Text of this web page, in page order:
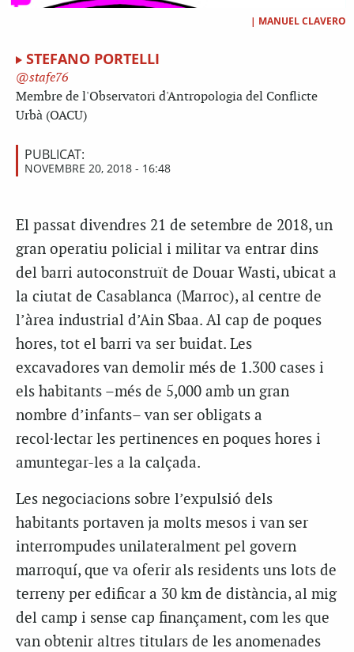
| MANUEL CLAVERO
STEFANO PORTELLI
stafe76
Membre de l'Observatori d'Antropologia del Conflicte
Urbà (OACU)
PUBLICAT:
NOVEMBRE 20, 2018 - 16:48
El passat divendres 21 de setembre de 2018, un
gran operatiu policial i militar va entrar dins
del barri autoconstruït de Douar Wasti, ubicat a
la ciutat de Casablanca (Marroc), al centre de
l’àrea industrial d’Ain Sbaa. Al cap de poques
hores, tot el barri va ser buidat. Les
excavadores van demolir més de 1.300 cases i
els habitants –més de 5,000 amb un gran
nombre d’infants– van ser obligats a
recol·lectar les pertinences en poques hores i
amuntegar-les a la calçada.
Les negociacions sobre l’expulsió dels
habitants portaven ja molts mesos i van ser
interrompudes unilateralment pel govern
marroquí, que va oferir als residents uns lots de
terreny per edificar a 30 km de distància, al mig
del camp i sense cap finançament, com les que
van obtenir altres titulars de les anomenades